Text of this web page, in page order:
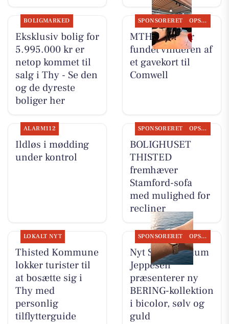
BOLIGMARKED
Eksklusiv bolig for
5.995.000 kr er
netop kommet til
salg i Thy - Se den
og de dyreste
boliger her
SPONSORERET OPSLAGSTAVLEN
MTH Biler har
fundet vinderen af
et gavekort til
Comwell
ALARM112
Ildløs i mødding
under kontrol
SPONSORERET OPSLAGSTAVLEN
BOLIGHUSET
THISTED
fremhæver
Stamford-sofa
med mulighed for
recliner
LOKALT NYT
Thisted Kommune
lokker turister til
at bosætte sig i
Thy med
personlig
tilflytterguide
SPONSORERET OPSLAGSTAVLEN
Nyt Syn Brøndum
Jeppesen
præsenterer ny
BERING-kollektion
i bicolor, sølv og
guld